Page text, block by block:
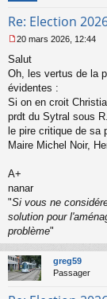
Re: Election
e
s
s
e
n
o
u
20 mars 2026, 12:44
Salut
Oh, les vertus de la
évidentes :
Si on en croit
prdt du Sytral sous
le pire critique de sa
Maire Michel Noir,
A+
nanar
"Si vous ne
solution pour
problème"
greg59
Passager